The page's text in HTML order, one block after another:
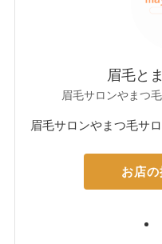
眉毛と
眉毛サロンやまつ
眉毛サロンやまつ毛サ
お店